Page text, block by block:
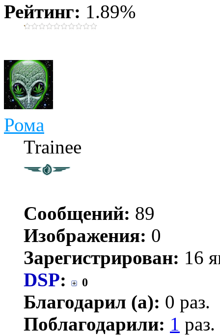
Рейтинг: 1.89%
Рома
Trainee
Сообщений: 89
Изображения: 0
Зарегистрирован: 16
DSP: 0
Благодарил (а): 0 раз.
Поблагодарили: 1 раз.